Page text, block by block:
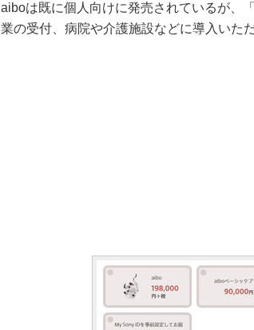
aiboは既に個人向けに発売されているが、
業の受付、病院や介護施設などに導入いた